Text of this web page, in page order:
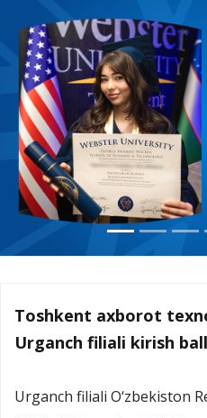
Toshkent axborot
Urganch filiali kirish
Urganch filiali O‘zbekiston